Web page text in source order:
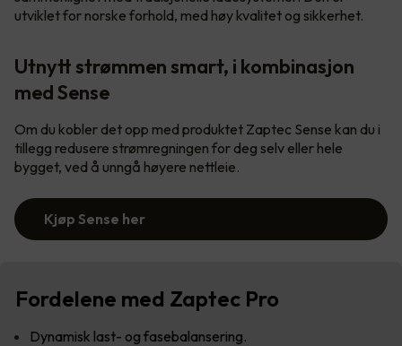
utviklet for norske forhold, med høy kvalitet og sikkerhet.
Utnytt strømmen smart, i kombinasjon
med Sense
Om du kobler det opp med produktet Zaptec Sense kan du i
tillegg redusere strømregningen for deg selv eller hele
bygget, ved å unngå høyere nettleie.
Kjøp Sense her
Fordelene med Zaptec Pro
Dynamisk last- og fasebalansering.